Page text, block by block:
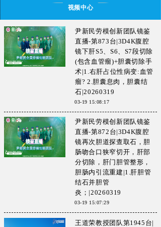
视频中心
尹新民劳模创新团队镜鉴
直播-第873台|3D4K腹腔
镜下肝S5、S6、S7段切除
(包含血管瘤)+胆囊切除手
术|1.右肝占位性病变:血管
瘤? 2.胆囊息肉，胆囊结
石|20260319
03-19 15:08:17
尹新民劳模创新团队镜鉴
直播-第872台|3D4K腹腔
镜再次胆道探查取石，胆
肠吻合口狭窄切开，肝部
分切除，肝门胆管整形，
胆肠内引流重建|1.肝胆管
结石并胆管
炎；|20260319
03-19 15:07:29
王道荣教授团队第1945台|